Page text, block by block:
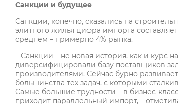
Санкции и будущее
Санкции, конечно, сказались на
элитного жилья цифра импорта
среднем – примерно 4% рынка.
– Санкции – не новая история, как и курс
диверсифицировали базу поставщиков
производителями. Сейчас бурно
большинства тех задач, с которыми
Самые большие трудности – в бизнес-
приходит параллельный импорт, –